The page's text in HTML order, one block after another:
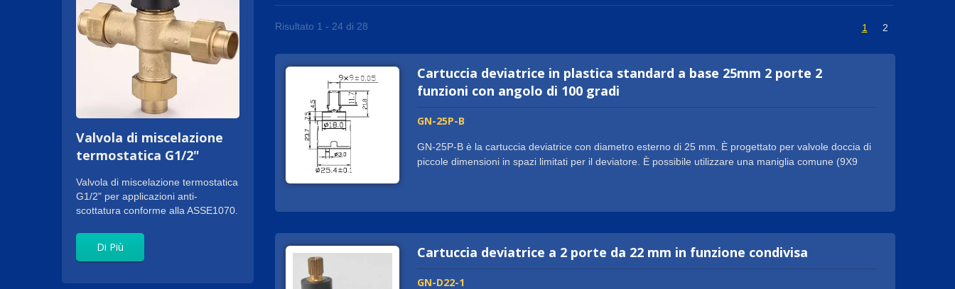
Valvola di miscelazione
termostatica G1/2"
Valvola di miscelazione termostatica
G1/2" per applicazioni anti-
scottatura conforme alla ASSE1070.
Di Più
Risultato 1 - 24 di 28 1 2
Cartuccia deviatrice in plastica standard a base 25mm 2 porte 2
funzioni con angolo di 100 gradi
GN-25P-B
GN-25P-B è la cartuccia deviatrice con diametro esterno di 25 mm. È progettato per valvole doccia di
piccole dimensioni in spazi limitati per il deviatore. È possibile utilizzare una maniglia comune (9X9
ciascun lato.
Cartuccia deviatrice a 2 porte da 22 mm in funzione condivisa
GN-D22-1